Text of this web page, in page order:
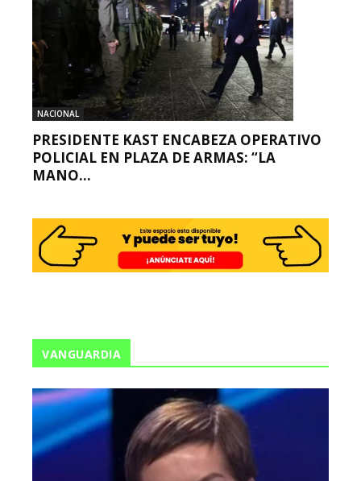
NACIONAL
PRESIDENTE KAST ENCABEZA OPERATIVO
POLICIAL EN PLAZA DE ARMAS: “LA
MANO...
VANGUARDIA